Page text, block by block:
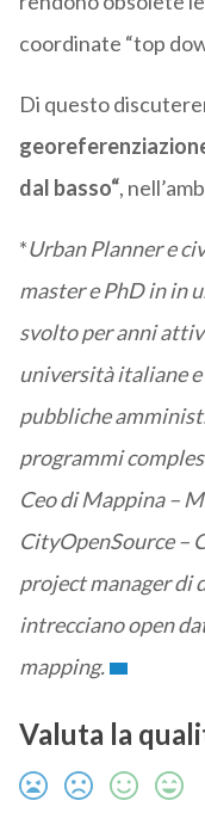
coordinate “top
Di questo
dal basso“,
*Urban Planner e
master e PhD in in
svolto per anni
università italiane
pubbliche
programmi
Ceo di Mappina –
CityOpenSource –
project manager di
intrecciano open
mapping.
Valuta la